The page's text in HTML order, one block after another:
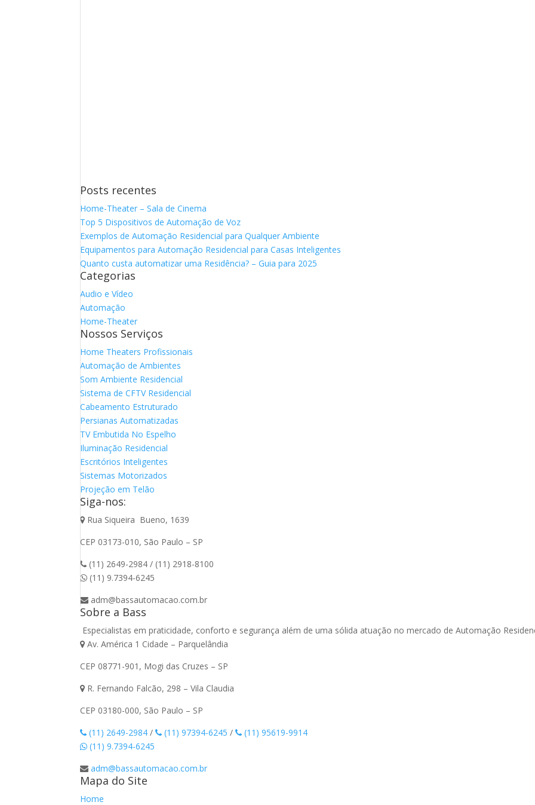
Posts recentes
Home-Theater – Sala de Cinema
Top 5 Dispositivos de Automação de Voz
Exemplos de Automação Residencial para Qualquer Ambiente
Equipamentos para Automação Residencial para Casas Inteligentes
Quanto custa automatizar uma Residência? – Guia para 2025
Categorias
Audio e Vídeo
Automação
Home-Theater
Nossos Serviços
Home Theaters Profissionais
Automação de Ambientes
Som Ambiente Residencial
Sistema de CFTV Residencial
Cabeamento Estruturado
Persianas Automatizadas
TV Embutida No Espelho
Iluminação Residencial
Escritórios Inteligentes
Sistemas Motorizados
Projeção em Telão
Siga-nos:
Rua Siqueira Bueno, 1639
CEP 03173-010, São Paulo – SP
(11) 2649-2984 / (11) 2918-8100
(11) 9.7394-6245
adm@bassautomacao.com.br
Sobre a Bass
Especialistas em praticidade, conforto e segurança além de uma sólida atuação no mercado de Automação
Av. América 1 Cidade – Parquelândia
CEP 08771-901, Mogi das Cruzes – SP
R. Fernando Falcão, 298 – Vila Claudia
CEP 03180-000, São Paulo – SP
(11) 2649-2984/ (11) 97394-6245/
(11) 95619-9914
(11) 9.7394-6245
adm@bassautomacao.com.br
Mapa do Site
Home